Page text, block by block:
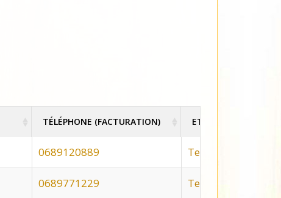
TÉLÉPHONE (FACTURATION) ETAT DE LA
TÉLÉPHONE (FACTURATION) ETAT DE LA
0689120889 Terminée
0689771229 Terminée